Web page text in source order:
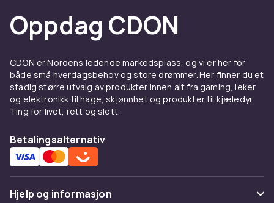
Oppdag CDON
CDON er Nordens ledende markedsplass, og vi er her for
både små hverdagsbehov og store drømmer. Her finner du et
stadig større utvalg av produkter innen alt fra gaming, leker
og elektronikk til hage, skjønnhet og produkter til kjæledyr.
Ting for livet, rett og slett.
Betalingsalternativ
Hjelp og informasjon